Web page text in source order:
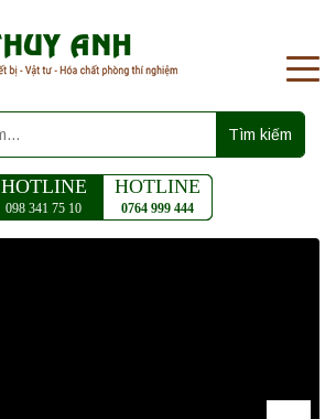
Tìm kiếm
HOTLINE
098 341 75 10
HOTLINE
0764 999 444